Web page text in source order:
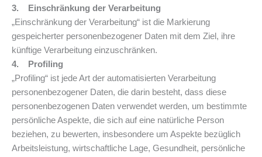
3. Einschränkung der Verarbeitung
„Einschränkung der Verarbeitung“ ist die Markierung
gespeicherter personenbezogener Daten mit dem Ziel, ihre
künftige Verarbeitung einzuschränken.
4. Profiling
„Profiling“ ist jede Art der automatisierten Verarbeitung
personenbezogener Daten, die darin besteht, dass diese
personenbezogenen Daten verwendet werden, um bestimmte
persönliche Aspekte, die sich auf eine natürliche Person
beziehen, zu bewerten, insbesondere um Aspekte bezüglich
Arbeitsleistung, wirtschaftliche Lage, Gesundheit, persönliche